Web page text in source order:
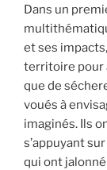
Dans un
et ses
territoire pour
que de
voués à
imaginés. Ils
s’appuyant
qui ont